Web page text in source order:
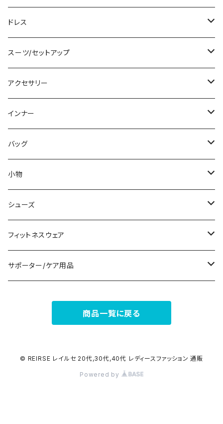
その他
チュニック
カーディガン/ボレロ
ニット/セーター
パーカー
スウェット/トレーナー
その他
デニム
レギンス
その他
オールインワン
ロング
その他
ジャケット
その他
タンキニ
バンドゥビキニ
ワンピース
ラッシュガード
その他
ドレス
ミニ/ショート
ミディアム/ミモレ
ロング/マキシ
袖付き
ノースリーブ
パンツドレス
ナイトドレス
その他
スーツ/セットアップ
パンツスーツ
スカートスーツ
その他
アクセサリー
ネックレス
ブレスレット
ピアス
コサージュ
リング
その他
インナー
ブラ/ブラトップ/ベアトップ
ショーツ
タンクトップ/キャミソール
半袖/5分
7分/長袖
ペチコート/ペチパンツ
その他
バッグ
サブバッグ
クラッチバッグ
トートバッグ
ショルダーバッグ
カジュアルバッグ
バックパック
小物
マフラー/スカーフ/ストール
財布
アクセサリーケース
シューズ
スニーカー
ブーツ
その他
フィットネスウェア
セット販売
タイツ
サポーター/ケア用品
商品一覧に戻る
© REIRSE レイルセ 20代,30代,40代 レディースファッション 通販
Powered by